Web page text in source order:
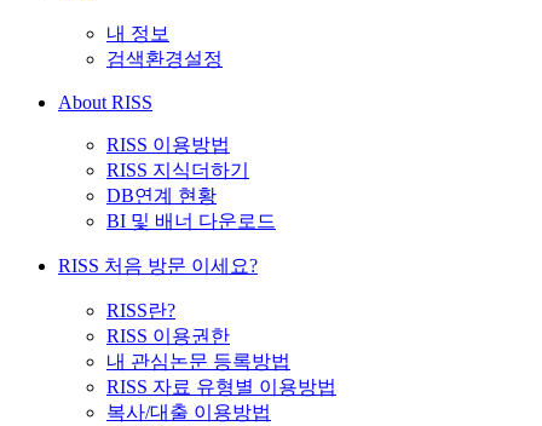
내 정보
검색환경설정
About RISS
RISS 이용방법
RISS 지식더하기
DB연계 현황
BI 및 배너 다운로드
RISS 처음 방문 이세요?
RISS란?
RISS 이용권한
내 관심논문 등록방법
RISS 자료 유형별 이용방법
복사/대출 이용방법